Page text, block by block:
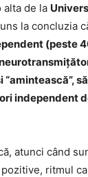
alta de la
la concluzia
(peste
independent
atunci când
ritmul